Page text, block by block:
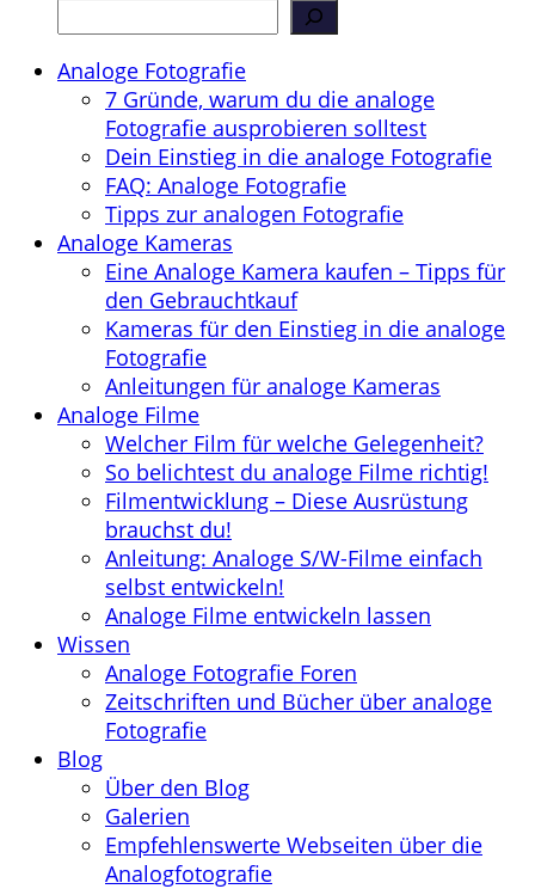
Analoge Fotografie
7 Gründe, warum du die analoge
Fotografie ausprobieren solltest
Dein Einstieg in die analoge Fotografie
FAQ: Analoge Fotografie
Tipps zur analogen Fotografie
Analoge Kameras
Eine Analoge Kamera kaufen – Tipps für
den Gebrauchtkauf
Kameras für den Einstieg in die analoge
Fotografie
Anleitungen für analoge Kameras
Analoge Filme
Welcher Film für welche Gelegenheit?
So belichtest du analoge Filme richtig!
Filmentwicklung – Diese Ausrüstung
brauchst du!
Anleitung: Analoge S/W-Filme einfach
selbst entwickeln!
Analoge Filme entwickeln lassen
Wissen
Analoge Fotografie Foren
Zeitschriften und Bücher über analoge
Fotografie
Blog
Über den Blog
Galerien
Empfehlenswerte Webseiten über die
Analogfotografie